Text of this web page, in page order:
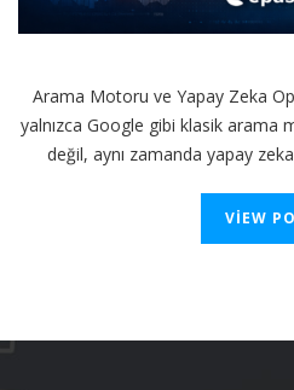
Arama Motoru ve Yapay Zeka
yalnızca Google gibi klasik arama
değil, aynı zamanda yapay
VIEW